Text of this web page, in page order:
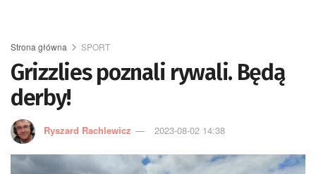
Strona główna SPORT
Grizzlies poznali rywali. Będą
derby!
Ryszard Rachlewicz 2023-08-02 14:38